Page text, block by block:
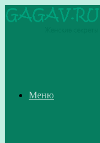
Меню